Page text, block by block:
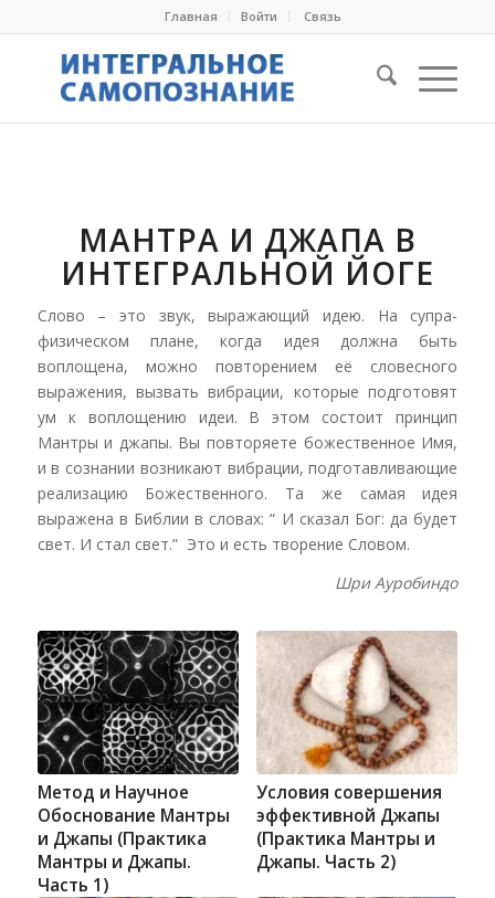
Главная Войти Cвязь
МАНТРА И ДЖАПА В
ИНТЕГРАЛЬНОЙ ЙОГЕ
Слово – это звук, выражающий идею. На супра-
физическом плане, когда идея должна быть
воплощена, можно повторением её словесного
выражения, вызвать вибрации, которые подготовят
ум к воплощению идеи. В этом состоит принцип
Мантры и джапы. Вы повторяете божественное Имя,
и в сознании возникают вибрации, подготавливающие
реализацию Божественного. Та же самая идея
выражена в Библии в словах: “ И сказал Бог: да будет
свет. И стал свет.” Это и есть творение Словом.
Шри Ауробиндо
Метод и Научное
Обоснование Мантры
и Джапы (Практика
Мантры и Джапы.
Часть 1)
Условия совершения
эффективной Джапы
(Практика Мантры и
Джапы. Часть 2)